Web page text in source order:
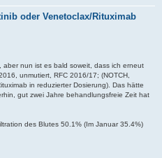
oder Venetoclax/Rituximab
nun ist es bald soweit, dass ich erneut
unmutiert, RFC 2016/17; (NOTCH,
in reduzierter Dosierung). Das hätte
gut zwei Jahre behandlungsfreie Zeit hat
des Blutes 50.1% (Im Januar 35.4%)